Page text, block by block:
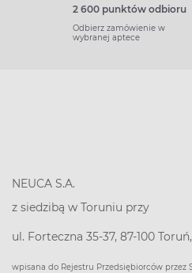
2 600 punktów odbioru
Odbierz zamówienie w
wybranej aptece
NEUCA S.A.
z siedzibą w Toruniu przy
ul. Forteczna 35-37, 87-100 Toruń,
wpisana do Rejestru Przedsiębiorców przez